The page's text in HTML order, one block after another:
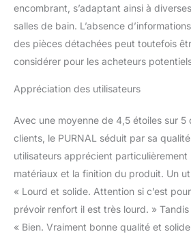
Unit count
shape :
encombrant, s’adaptant ainsi à
salles de bain. L’absence
des pièces détachées peut toutefois
considérer pour les acheteurs
Appréciation des utilisateurs
Avec une moyenne de 4,5 étoiles sur 5
clients, le PURNAL séduit par sa
utilisateurs apprécient particulièrement
matériaux et la finition du produit. Un
« Lourd et solide. Attention si c’est
prévoir renfort il est très lourd. » Tandis
« Bien. Vraiment bonne qualité et